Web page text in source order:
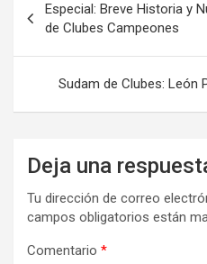
de
entradas
Especial: Breve Historia y
de Clubes Campeones
Sudam de Clubes: León
Deja una
Tu dirección de correo
campos obligatorios están
Comentario *